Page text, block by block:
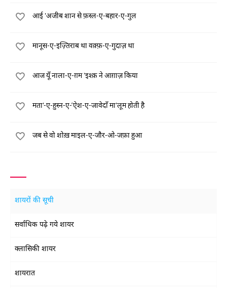
आई 'अजीब शान से फ़स्ल-ए-बहार-ए-गुल
मानूस-ए-इज़्तिराब था वक़्फ़-ए-गुदाज़ था
आज यूँ नाला-ए-ग़म 'इश्क़ ने आग़ाज़ किया
मता'-ए-हुस्न-ए-‘ऐश-ए-जावेदाँ मा'लूम होती है
जब से वो शोख़ माइल-ए-जौर-ओ-जफ़ा हुआ
शायरों की सूची
सर्वाधिक पढ़े गये शायर
क्लासिकी शायर
शायरात